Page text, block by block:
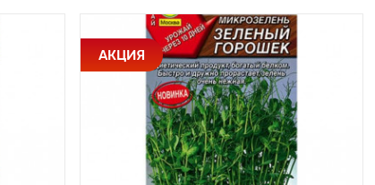
АКЦИЯ